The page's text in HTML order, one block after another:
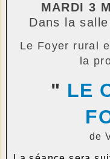
MARDI 3
Dans la
Le Foyer rural
la
" LE
de